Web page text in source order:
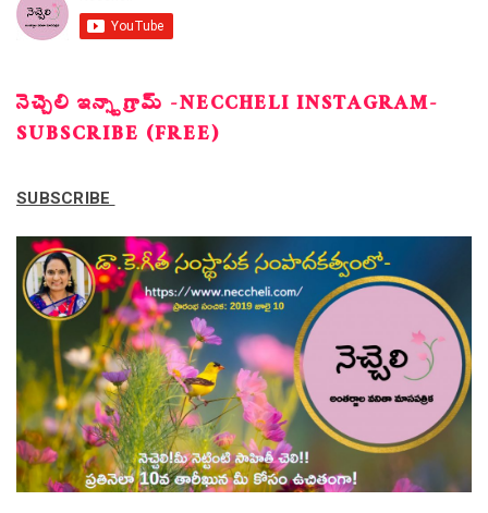
నెచ్చెలి ఇన్స్టాగ్రామ్ -NECCHELI INSTAGRAM-
SUBSCRIBE (FREE)
SUBSCRIBE